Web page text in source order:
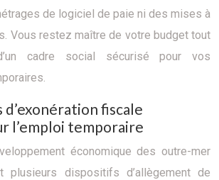
de logiciel de paie ni des mises à
Vous restez maître de votre budget tout
cadre social sécurisé pour vos
d’exonération fiscale
l’emploi temporaire
économique des outre-mer
plusieurs dispositifs d’allègement de